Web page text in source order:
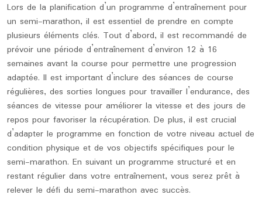
Lors de la planification d’un programme d’entraînement pour
un semi-marathon, il est essentiel de prendre en compte
plusieurs éléments clés. Tout d’abord, il est recommandé de
prévoir une période d’entraînement d’environ 12 à 16
semaines avant la course pour permettre une progression
adaptée. Il est important d’inclure des séances de course
régulières, des sorties longues pour travailler l’endurance, des
séances de vitesse pour améliorer la vitesse et des jours de
repos pour favoriser la récupération. De plus, il est crucial
d’adapter le programme en fonction de votre niveau actuel de
condition physique et de vos objectifs spécifiques pour le
semi-marathon. En suivant un programme structuré et en
restant régulier dans votre entraînement, vous serez prêt à
relever le défi du semi-marathon avec succès.